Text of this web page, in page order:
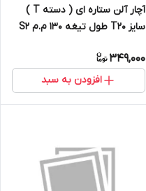
آچار آلن ستاره ای ( دسته T )
سایز T20 طول تیغه 130 م.م S2
349,000
افزودن به سبد